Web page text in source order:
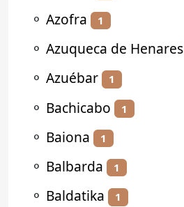
⚬ Azofra 1
⚬ Azuqueca de Henares
⚬ Azuébar 1
⚬ Bachicabo 1
⚬ Baiona 1
⚬ Balbarda 1
⚬ Baldatika 1